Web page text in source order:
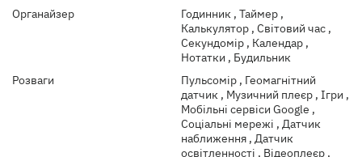
Органайзер
Годинник , Таймер ,
Калькулятор , Світовий час ,
Секундомір , Календар ,
Нотатки , Будильник
Розваги
Пульсомір , Геомагнітний
датчик , Музичний плеєр , Ігри ,
Мобільні сервіси Google ,
Соціальні мережі , Датчик
наближення , Датчик
освітленності , Відеоплеєр ,